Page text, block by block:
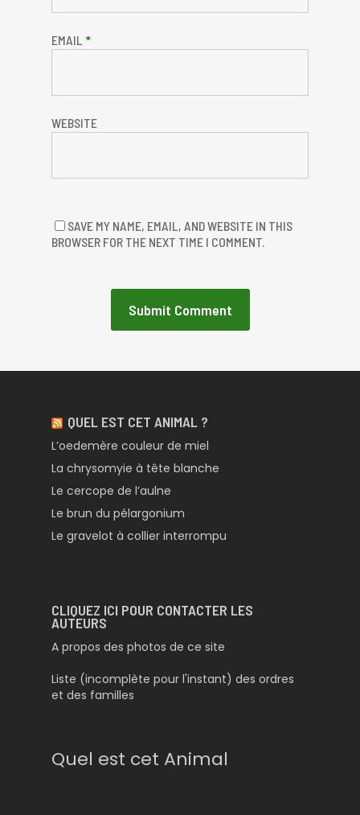
EMAIL *
WEBSITE
SAVE MY NAME, EMAIL, AND WEBSITE IN THIS
BROWSER FOR THE NEXT TIME I COMMENT.
QUEL EST CET ANIMAL ?
L’oedemère couleur de miel
La chrysomyie à tête blanche
Le cercope de l’aulne
Le brun du pélargonium
Le gravelot à collier interrompu
CLIQUEZ ICI POUR CONTACTER LES
AUTEURS
A propos des photos de ce site
Liste (incomplète pour l'instant) des ordres
et des familles
Quel est cet Animal